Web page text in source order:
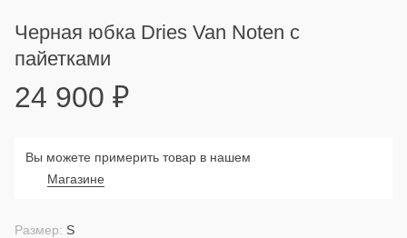
Черная юбка Dries Van Noten с
пайетками
24 900 ₽
Вы можете примерить товар в нашем
Магазине
Размер: S